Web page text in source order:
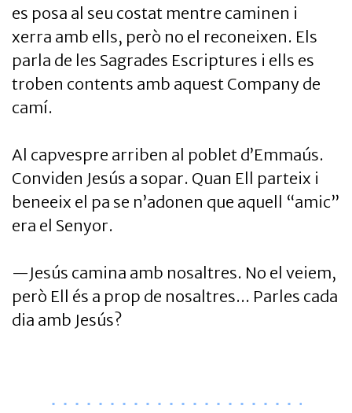
es posa al seu costat mentre caminen i
xerra amb ells, però no el reconeixen. Els
parla de les Sagrades Escriptures i ells es
troben contents amb aquest Company de
camí.
Al capvespre arriben al poblet d’Emmaús.
Conviden Jesús a sopar. Quan Ell parteix i
beneeix el pa se n’adonen que aquell “amic”
era el Senyor.
—Jesús camina amb nosaltres. No el veiem,
però Ell és a prop de nosaltres... Parles cada
dia amb Jesús?